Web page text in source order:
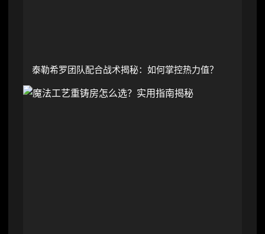
泰勒希罗团队配合战术揭秘：如何掌控热力值？